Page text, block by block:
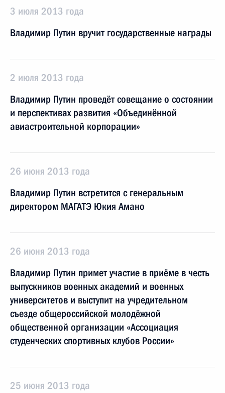
3 июля 2013 года
Владимир Путин вручит государственные награды
2 июля 2013 года
Владимир Путин проведёт совещание о состоянии
и перспективах развития «Объединённой
авиастроительной корпорации»
26 июня 2013 года
Владимир Путин встретится с генеральным
директором МАГАТЭ Юкия Амано
26 июня 2013 года
Владимир Путин примет участие в приёме в честь
выпускников военных академий и военных
университетов и выступит на учредительном
съезде общероссийской молодёжной
общественной организации «Ассоциация
студенческих спортивных клубов России»
25 июня 2013 года